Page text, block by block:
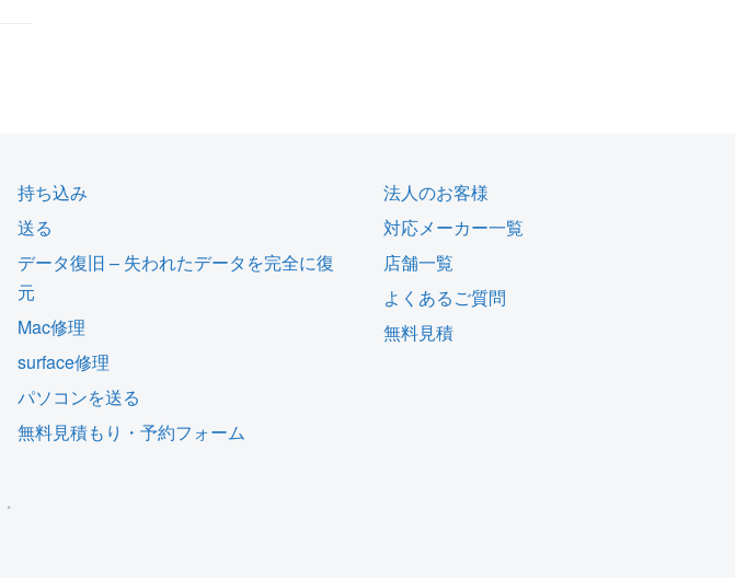
持ち込み
送る
データ復旧 – 失われたデータを完全に復
元
Mac修理
surface修理
パソコンを送る
無料見積もり・予約フォーム
法人のお客様
対応メーカー一覧
店舗一覧
よくあるご質問
無料見積